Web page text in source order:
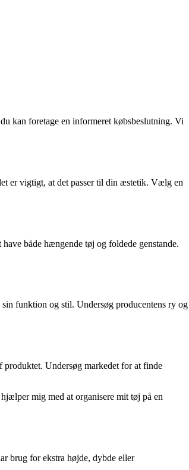
kan foretage en informeret købsbeslutning. Vi
er vigtigt, at det passer til din æstetik. Vælg en
både hængende tøj og foldede genstande.
funktion og stil. Undersøg producentens ry og
Undersøg markedet for at finde
mig med at organisere mit tøj på en
brug for ekstra højde, dybde eller